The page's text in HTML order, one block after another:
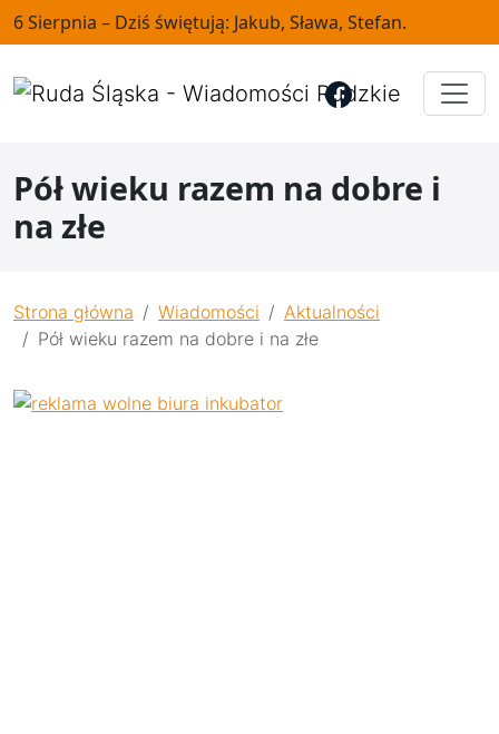
6 Sierpnia – Dziś świętują: Jakub, Sława, Stefan.
Pół wieku razem na dobre i
na złe
Strona główna Wiadomości
Aktualności
Pół wieku razem na dobre i na złe